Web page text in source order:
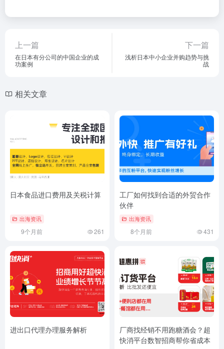
上一篇
在日本有分公司的中国企业的成
功案例
下一篇
浅析日本中小企业并购趋势与挑
战
相关文章
日本食品进口费用及关税计算
出海资讯
9个月前 261
工厂如何找到合适的外贸合作
伙伴
出海资讯
8个月前 431
进出口代理办理服务解析
厂商找经销不用跑糖酒会？超
快消平台数智招商帮你省成本